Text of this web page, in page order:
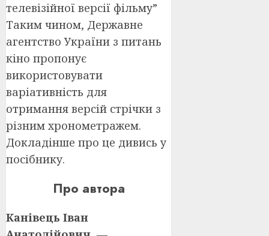
телевізійної версії фільму”
Таким чином, Державне
агентство України з питань
кіно пропонує
використовувати
варіативність для
отримання версій стрічки з
різним хронометражем.
Докладінше про це дивись у
посібнику.
Про автора
Канівець Іван